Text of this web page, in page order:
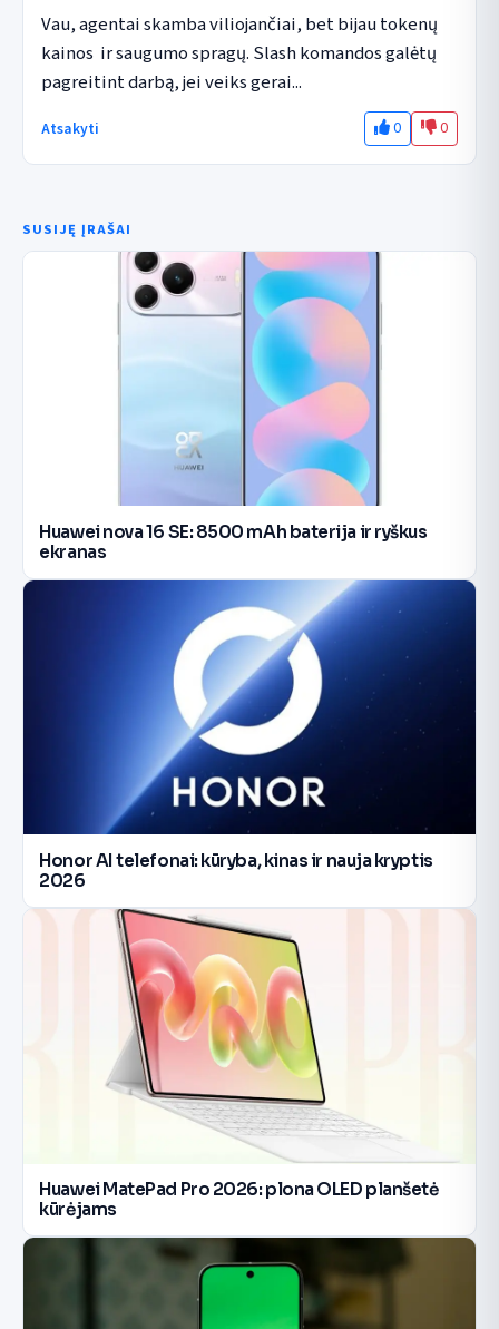
Vau, agentai skamba viliojančiai, bet bijau tokenų
kainos  ir saugumo spragų. Slash komandos galėtų
pagreitint darbą, jei veiks gerai...
Atsakyti 0 0
SUSIJĘ ĮRAŠAI
Huawei nova 16 SE: 8500 mAh baterija ir ryškus
ekranas
Honor AI telefonai: kūryba, kinas ir nauja kryptis
2026
Huawei MatePad Pro 2026: plona OLED planšetė
kūrėjams